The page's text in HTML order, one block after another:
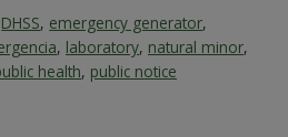
DHSS, emergency generator,
, laboratory, natural minor,
health, public notice